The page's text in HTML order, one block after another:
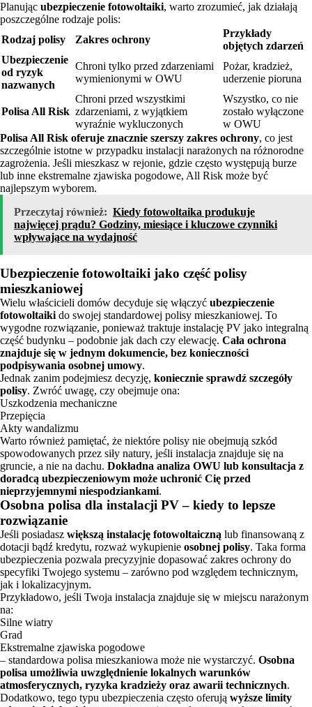
Planując ubezpieczenie fotowoltaiki, warto zrozumieć, jak działają
poszczególne rodzaje polis:
Rodzaj polisy
Zakres ochrony
Przykłady
objętych zdarzeń
Ubezpieczenie
od ryzyk
nazwanych
Chroni tylko przed zdarzeniami
wymienionymi w OWU
Pożar, kradzież,
uderzenie pioruna
Polisa All Risk
Chroni przed wszystkimi
zdarzeniami, z wyjątkiem
wyraźnie wykluczonych
Wszystko, co nie
zostało wyłączone
w OWU
Polisa All Risk oferuje znacznie szerszy zakres ochrony, co jest
szczególnie istotne w przypadku instalacji narażonych na różnorodne
zagrożenia. Jeśli mieszkasz w rejonie, gdzie często występują burze
lub inne ekstremalne zjawiska pogodowe, All Risk może być
najlepszym wyborem.
Przeczytaj również: Kiedy fotowoltaika produkuje
najwięcej prądu? Godziny, miesiące i kluczowe czynniki
wpływające na wydajność
Ubezpieczenie fotowoltaiki jako część polisy
mieszkaniowej
Wielu właścicieli domów decyduje się włączyć ubezpieczenie
fotowoltaiki do swojej standardowej polisy mieszkaniowej. To
wygodne rozwiązanie, ponieważ traktuje instalację PV jako integralną
część budynku – podobnie jak dach czy elewację. Cała ochrona
znajduje się w jednym dokumencie, bez konieczności
podpisywania osobnej umowy.
Jednak zanim podejmiesz decyzję, koniecznie sprawdź szczegóły
polisy. Zwróć uwagę, czy obejmuje ona:
Uszkodzenia mechaniczne
Przepięcia
Akty wandalizmu
Warto również pamiętać, że niektóre polisy nie obejmują szkód
spowodowanych przez siły natury, jeśli instalacja znajduje się na
gruncie, a nie na dachu. Dokładna analiza OWU lub konsultacja z
doradcą ubezpieczeniowym może uchronić Cię przed
nieprzyjemnymi niespodziankami.
Osobna polisa dla instalacji PV – kiedy to lepsze
rozwiązanie
Jeśli posiadasz większą instalację fotowoltaiczną lub finansowaną z
dotacji bądź kredytu, rozważ wykupienie osobnej polisy. Taka forma
ubezpieczenia pozwala precyzyjnie dopasować zakres ochrony do
specyfiki Twojego systemu – zarówno pod względem technicznym,
jak i lokalizacyjnym.
Przykładowo, jeśli Twoja instalacja znajduje się w miejscu narażonym
na:
Silne wiatry
Grad
Ekstremalne zjawiska pogodowe
– standardowa polisa mieszkaniowa może nie wystarczyć. Osobna
polisa umożliwia uwzględnienie lokalnych warunków
atmosferycznych, ryzyka kradzieży oraz awarii technicznych.
Dodatkowo, tego typu ubezpieczenia często oferują wyższe limity